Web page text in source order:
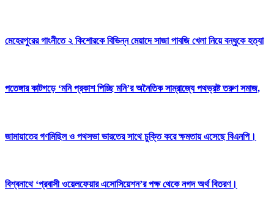
মেহেরপুরের গাংনীতে ২ কিশোরকে বিভিন্ন মেয়াদে সাজা পাবজি খেলা নিয়ে বন্ধুকে হত্যা
পতেঙ্গার কাটগড়ে ‘মনি প্রকাশ পিচ্ছি মনি’র অনৈতিক সাম্রাজ্যে পথভ্রষ্ট তরুণ সমাজ,
জামায়াতের গণমিছিল ও পথসভা ভারতের সাথে চুক্তি করে ক্ষমতায় এসেছে বিএনপি।
বিশ্বনাথে ‘প্রবাসী ওয়েলফেয়ার এসোসিয়েশন’র পক্ষ থেকে নগদ অর্থ বিতরণ।